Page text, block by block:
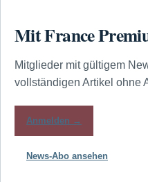
Mit France
Mitglieder mit gültigem
vollständigen Artikel ohne
Anmelden →
News-Abo ansehen